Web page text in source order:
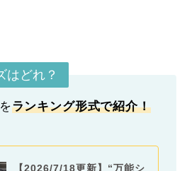
はどれ？
ランキング形式で紹介！
【2026/7/18更新】“万能シ